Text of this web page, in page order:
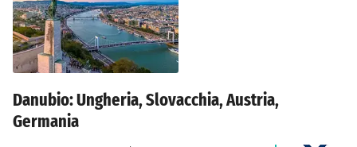
Danubio: Ungheria, Slovacchia, Austria,
Germania